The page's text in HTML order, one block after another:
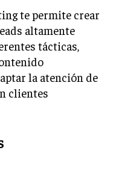
te permite crear
altamente
tácticas,
la atención de
clientes